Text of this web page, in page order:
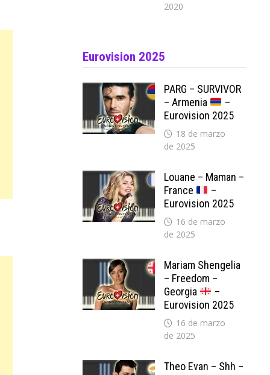
2020
Eurovision 2025
PARG – SURVIVOR
– Armenia
–
Eurovision 2025
18 de marzo
de 2025
Louane – Maman –
France
–
Eurovision 2025
16 de marzo
de 2025
Mariam Shengelia
– Freedom –
Georgia
–
Eurovision 2025
16 de marzo
de 2025
Theo Evan – Shh –